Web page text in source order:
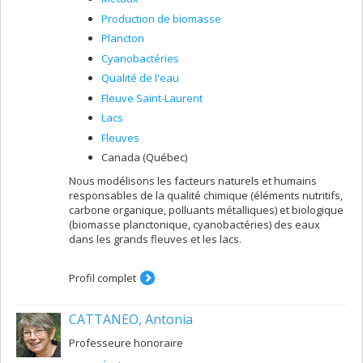
Thibault Dewitte, étudiant à la maîtrise (direction;
codirection: Nolwenn Noisel, ESPUM)
Marie Lefranc, étudiante au doctorat (codirection;
directeur: Maikel Rosabal, UQAM)
Linsey Mouatcho, étudiante au doctorat
(codirection; directrice: Isabelle Lavoie, INRS)
Luana Hainzenreder Bauer, étudiante au
doctorat (codirection; directeur: Maikel Rosabal,
(codirection; directeur: Maikel Rosabal, UQAM)
Antonin Landa, étudiant au doctorat
(codirection; directeur: Maikel Rosabal, UQAM)
Hyunmo Koo, étudiant à la maîtrise (codirection;
Chrystelle Lessard, étudiante à la maîtrise
(codirection; directeur: Kevin Wilkinson, chimie,
Sophie Ballandras, étudiante à la maîtrise
(codirection; directeur: Jean-François Lapierre,
UdeM)
Production de biomasse
Plancton
Cyanobactéries
Qualité de l'eau
Fleuve Saint-Laurent
Lacs
Fleuves
Canada (Québec)
Nous modélisons les facteurs naturels et humains
responsables de la qualité chimique (éléments nutritifs,
carbone organique, polluants métalliques) et biologique
(biomasse planctonique, cyanobactéries) des eaux
dans les grands fleuves et les lacs.
Profil complet
CATTANEO, Antonia
Professeure honoraire